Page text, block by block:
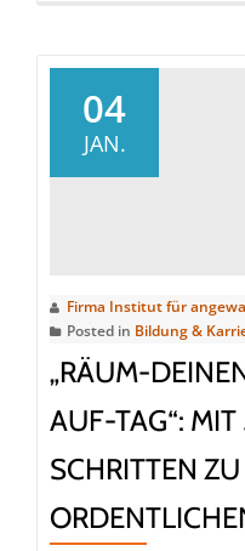
04
JAN.
Firma Institut für
Posted in Bildung &
„RÄUM-
AUF-TAG“:
SCHRITTEN